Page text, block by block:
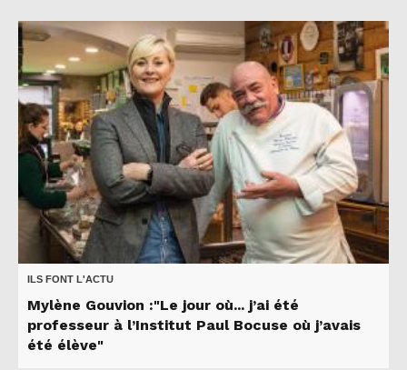
ILS FONT L'ACTU
Mylène Gouvion :"Le jour où... j’ai été
professeur à l’Institut Paul Bocuse où j’avais
été élève"